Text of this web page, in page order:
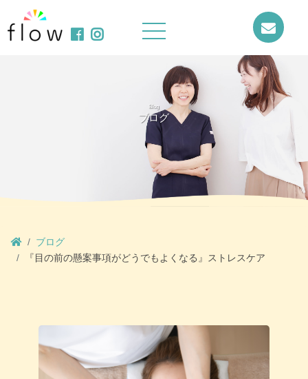
Blog
ブログ
ブログ
『目の前の懸案事項がどうでもよくなる』ストレスケア